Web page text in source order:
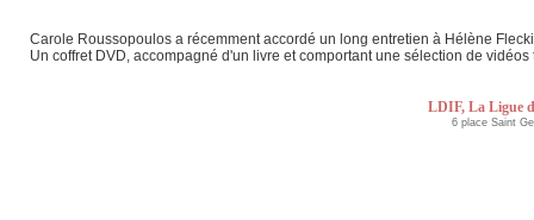
Carole Roussopoulos a récemment accordé un long entretien à Hélène
Un coffret DVD, accompagné d'un livre et comportant une sélection de
LDIF, La Ligue
6 place Saint